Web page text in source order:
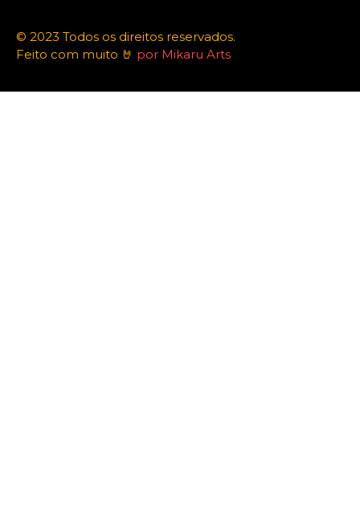
© 2023 Todos os direitos reservados.
Feito com muito 🤘 por Mikaru Arts